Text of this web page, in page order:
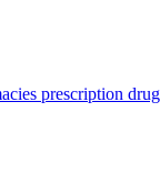
prescription